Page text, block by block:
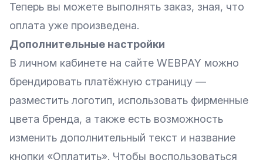
Теперь вы можете выполнять заказ, зная, что
оплата уже произведена.
Дополнительные настройки
В личном кабинете на сайте WEBPAY можно
брендировать платёжную страницу —
разместить логотип, использовать фирменные
цвета бренда, а также есть возможность
изменить дополнительный текст и название
кнопки «Оплатить». Чтобы воспользоваться